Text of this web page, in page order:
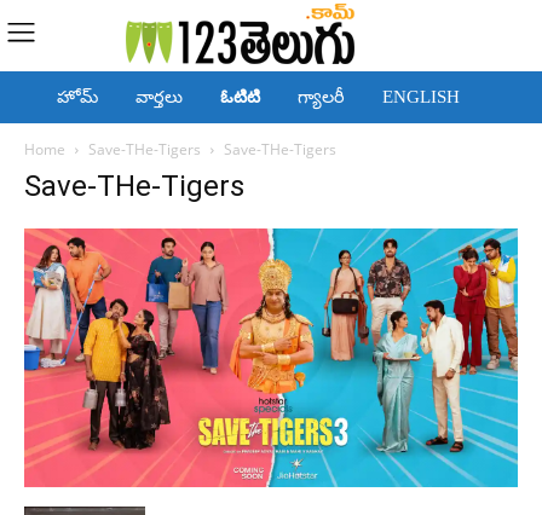
హోమ్ వార్తలు ఓటిటి గ్యాలరీ ENGLISH
Home Save-THe-Tigers Save-THe-Tigers
Save-THe-Tigers